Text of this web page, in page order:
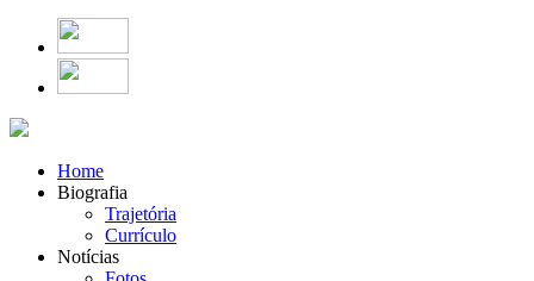
Home
Biografia
Trajetória
Currículo
Notícias